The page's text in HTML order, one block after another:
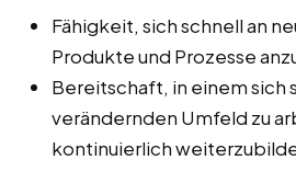
Fähigkeit, sich schnell an
Produkte und Prozesse
Bereitschaft, in einem sich
verändernden Umfeld zu
kontinuierlich